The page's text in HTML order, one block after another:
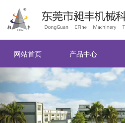
网站首页 产品中心
Previous